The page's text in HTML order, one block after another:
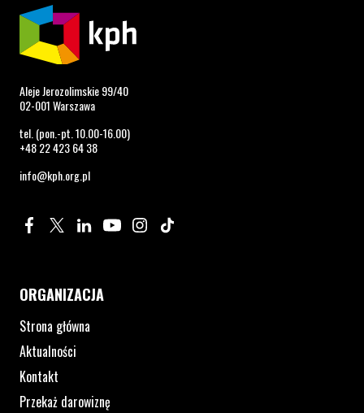
Aleje Jerozolimskie 99/40
02-001 Warszawa
tel. (pon.-pt. 10.00-16.00)
+48 22 423 64 38
info@kph.org.pl
Profil na Facebook. Strona otwiera się w nowym oknie.
Profil na Twitter. Strona otwiera się w nowym oknie.
Profil na LinkedIn. Strona otwiera się w nowym oknie.
Profil na YouTube. Strona otwiera się w nowym
Profil na Instagram. Strona otwiera się
ORGANIZACJA
Strona główna
Aktualności
Kontakt
Przekaż darowiznę